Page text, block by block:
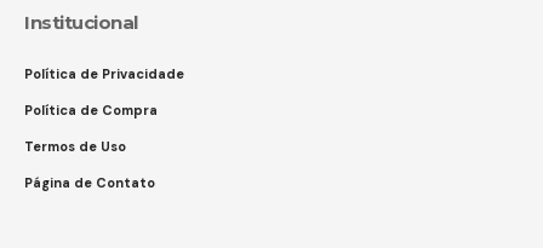
Institucional
Política de Privacidade
Política de Compra
Termos de Uso
Página de Contato